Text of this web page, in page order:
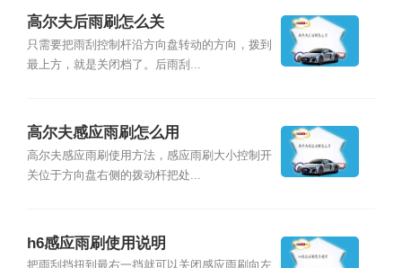
高尔夫后雨刷怎么关
只需要把雨刮控制杆沿方向盘转动的方向，拨到
最上方，就是关闭档了。后雨刮...
高尔夫感应雨刷怎么用
高尔夫感应雨刷使用方法，感应雨刷大小控制开
关位于方向盘右侧的拨动杆把处...
h6感应雨刷使用说明